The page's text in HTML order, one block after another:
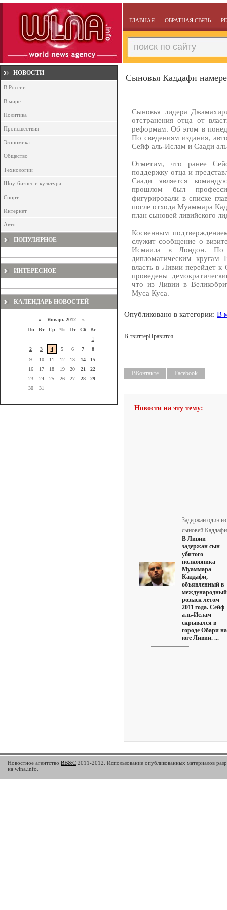
ГЛАВНАЯ ОБРАТНАЯ СВЯЗЬ
НОВОСТИ
В России
В мире
Политика
Происшествия
Экономика
Общество
Технологии
Шоу-бизнес и культура
Спорт
Интернет
Авто
ПОПУЛЯРНОЕ
ИНТЕРЕСНОЕ
КАЛЕНДАРЬ НОВОСТЕЙ
«Январь 2012 »
Пн
Вт Ср Чт Пт Сб
Вс
1
2
3 4 5 6 7
8
9
10 11 12 13 14
15
16
17 18 19 20 21
22
23
24 25 26 27 28
29
30
31
Сыновья Каддафи
Сыновья лидера
отстранения отца от
реформам. Об этом в
По сведениям издания,
Сейф аль-Ислам и Саади
Отметим, что ранее
поддержку отца и
Саади является
прошлом был
фигурировали в списке
после отхода Муаммара
план сыновей ливийского
Косвенным
служит сообщение о
Исмаила в Лондон. По
дипломатическим кругам
власть в Ливии перейдет
проведены
что из Ливии в
Муса Куса.
Опубликовано в категории: В
В твиттерНравится
ВКонтакте Facebook
Новости на эту тему:
Задержан один из
сыновей Каддафи
В Ливии
задержан сын
убитого
полковника
Муаммара
Каддафи,
объявленный в
международный
розыск летом
2011 года. Сейф
аль-Ислам
скрывался в
городе Обари на
юге Ливии. ...
Новостное агентство BB&C 2011-2012. Использование опубликованных материалов
на wlna.info.